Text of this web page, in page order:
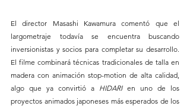
El director Masashi Kawamura comentó que el
largometraje todavía se encuentra buscando
inversionistas y socios para completar su desarrollo.
El filme combinará técnicas tradicionales de talla en
madera con animación stop-motion de alta calidad,
algo que ya convirtió a HIDARI en uno de los
proyectos animados japoneses más esperados de los